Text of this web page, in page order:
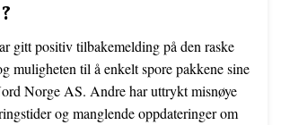
gitt positiv tilbakemelding på den raske
muligheten til å enkelt spore pakkene sine
Norge AS. Andre har uttrykt misnøye
og manglende oppdateringer om